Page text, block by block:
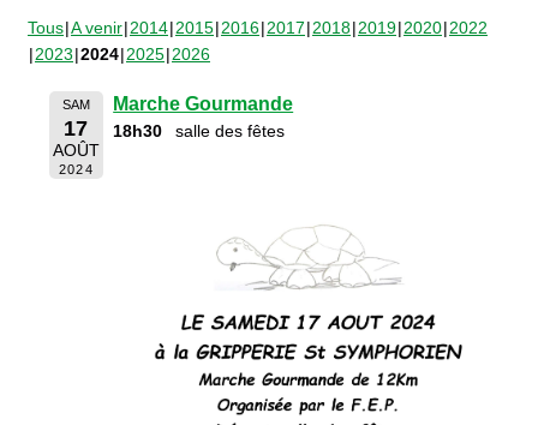
Tous A venir 2014 2015 2016 2017 2018 2019 2020 2022
2023 2024 2025 2026
SAM
17
AOÛT
2024
Marche Gourmande
18h30 salle des fêtes